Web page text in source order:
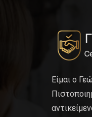
Είμαι ο